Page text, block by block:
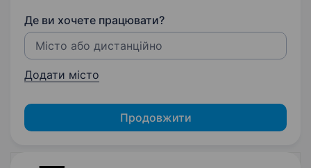
Де ви хочете працювати?
Додати місто
Продовжити